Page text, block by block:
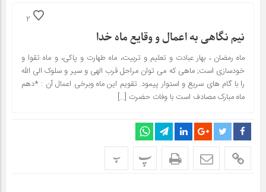
2
نیم نگاهی به اعمال و وقایع ماه خدا
ماه رمضان ، بهار عبادت و تعلیم و تربیت، ماه طهارت و پاکى، و ماه تقوا و
خودسازى است; ماهى که مى توان مراحل قرب الهى و سیر و سلوک الى اللّه
را با گام هاى سریع و استوار پیمود. تقویم این ماه وبرخی اعمال آن : *دهم
ماه مبارک مصادف است با وفات حضرت […]
پ پ